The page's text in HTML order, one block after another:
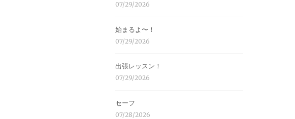
07/29/2026
始まるよ〜！
07/29/2026
出張レッスン！
07/29/2026
セーフ
07/28/2026